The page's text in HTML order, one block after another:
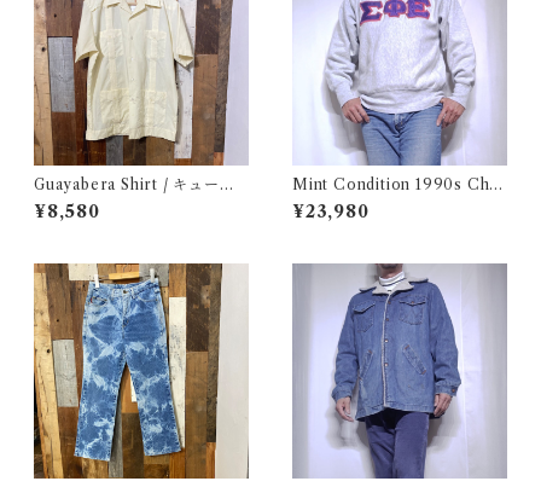
Guayabera Shirt / キューバ
シャツ 古着
¥8,580
Mint Condition 1990s Cha
mpion Reverse Weave Size
L / チャンピオン リバースウ
¥23,980